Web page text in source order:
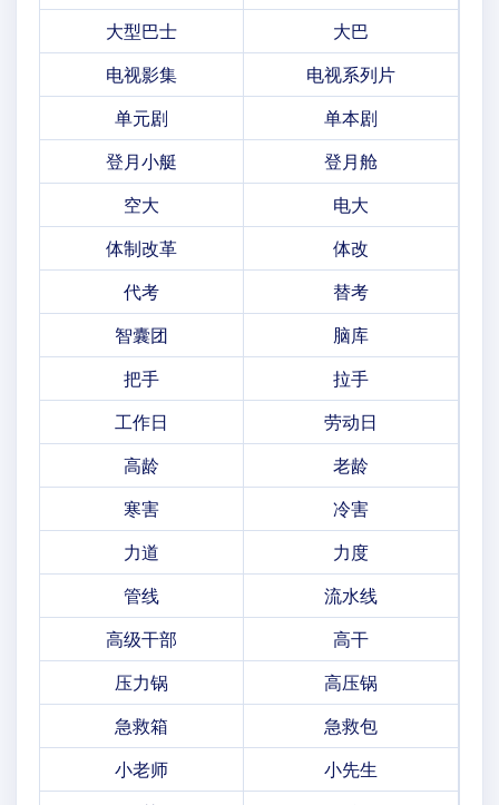
大型巴士
大巴
电视影集
电视系列片
单元剧
单本剧
登月小艇
登月舱
空大
电大
体制改革
体改
代考
替考
智囊团
脑库
把手
拉手
工作日
劳动日
高龄
老龄
寒害
冷害
力道
力度
管线
流水线
高级干部
高干
压力锅
高压锅
急救箱
急救包
小老师
小先生